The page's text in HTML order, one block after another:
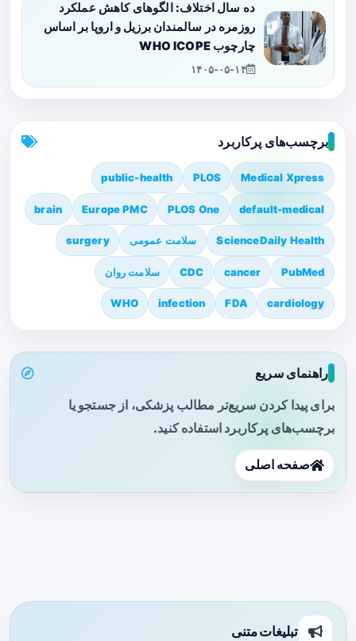
ده سال اختلاف: الگوهای کاهش عملکرد
روزمره در سالمندان برزیل و اروپا بر اساس
چارچوب WHO ICOPE
۱۴۰۵-۰۵-۱۴
برچسب‌های پرکاربرد
Medical Xpress
PLOS
public-health
default-medical
PLOS One
Europe PMC
brain
ScienceDaily Health سلامت عمومی surgery
PubMed
cancer
CDC سلامت روان
cardiology
FDA
infection
WHO
راهنمای سریع
برای پیدا کردن سریع‌تر مطالب پزشکی، از جستجو یا
برچسب‌های پرکاربرد استفاده کنید.
صفحه اصلی
تبلیغات متنی